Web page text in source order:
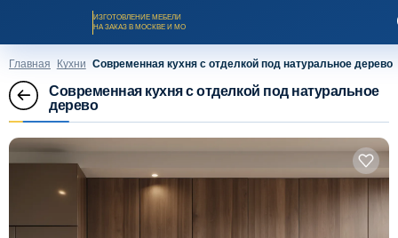
ИЗГОТОВЛЕНИЕ МЕБЕЛИ
НА ЗАКАЗ В МОСКВЕ И МО
Заказать звонок
Каталог мебели на заказ
Главная Кухни Современная кухня с отделкой под натуральное дерево
Современная кухня с отделкой под натуральное
дерево